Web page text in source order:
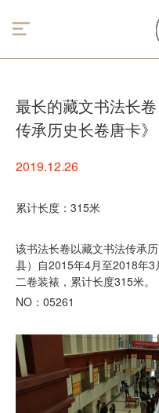
最长的藏文书法长
传承历史长卷唐卡》
2019.12.26
累计长度：315米
该书法长卷以藏文书法传承
县）自2015年4月至2018年
二卷装裱，累计长度315米。
NO：05261